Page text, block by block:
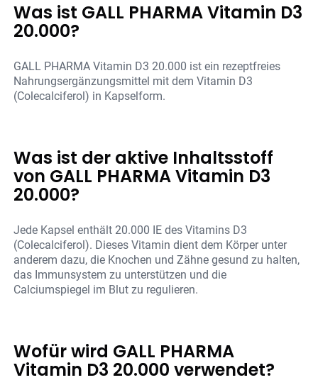
Was ist GALL PHARMA Vitamin D3
20.000?
GALL PHARMA Vitamin D3 20.000 ist ein rezeptfreies
Nahrungsergänzungsmittel mit dem Vitamin D3
(Colecalciferol) in Kapselform.
Was ist der aktive Inhaltsstoff
von GALL PHARMA Vitamin D3
20.000?
Jede Kapsel enthält 20.000 IE des Vitamins D3
(Colecalciferol). Dieses Vitamin dient dem Körper unter
anderem dazu, die Knochen und Zähne gesund zu halten,
das Immunsystem zu unterstützen und die
Calciumspiegel im Blut zu regulieren.
Wofür wird GALL PHARMA
Vitamin D3 20.000 verwendet?